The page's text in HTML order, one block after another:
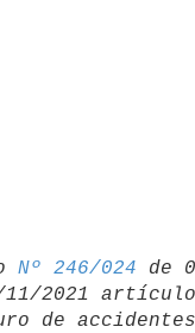
Nº 246/024
11/2021
de